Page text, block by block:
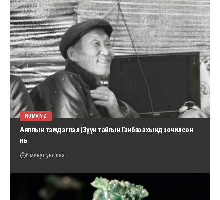
HUMANZ
Аяллын тэмдэглэл | Зүүн тайгын Ганбаа ахынд зочилсон
нь
6 минут уншина